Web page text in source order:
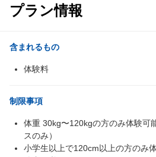
プラン情報
含まれるもの
体験料
制限事項
体重 30kg〜120kgの方のみ体験可
スのみ）
小学生以上で120cm以上の方のみ